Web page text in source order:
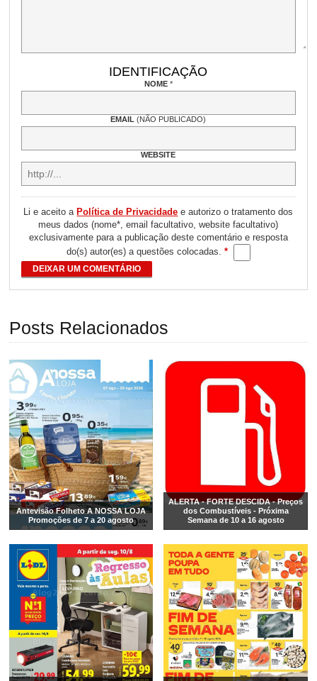
IDENTIFICAÇÃO
NOME *
EMAIL(NÃO PUBLICADO)
WEBSITE
Li e aceito a Política de Privacidade e autorizo o tratamento dos
meus dados (nome*, email facultativo, website facultativo)
exclusivamente para a publicação deste comentário e resposta
do(s) autor(es) a questões colocadas. *
DEIXAR UM COMENTÁRIO
Posts Relacionados
Antevisão Folheto A NOSSA LOJA
Promoções de 7 a 20 agosto
ALERTA - FORTE DESCIDA - Preços
dos Combustíveis - Próxima
Semana de 10 a 16 agosto